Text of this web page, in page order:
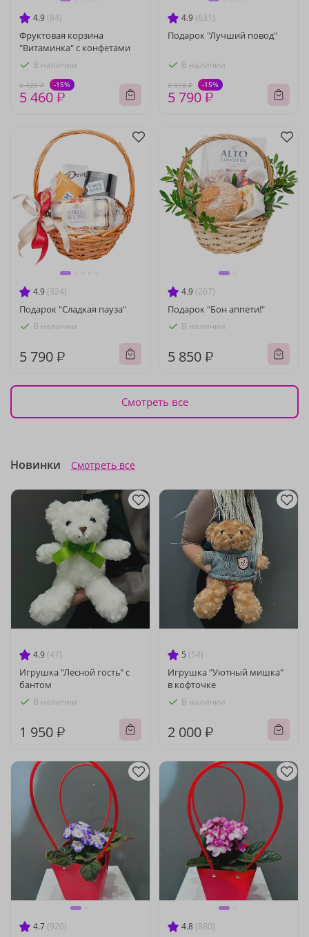
4.9 (84)
Фруктовая корзина
"Витаминка" с конфетами
В наличии
6 420 ₽ -15%
5 460 ₽
4.9 (631)
Подарок "Лучший повод"
В наличии
6 810 ₽ -15%
5 790 ₽
4.9 (324)
Подарок "Сладкая пауза"
В наличии
5 790 ₽
4.9 (267)
Подарок "Бон аппети!"
В наличии
5 850 ₽
Смотреть все
Новинки Смотреть все
4.9 (47)
Игрушка "Лесной гость" с
бантом
В наличии
1 950 ₽
5 (54)
Игрушка "Уютный мишка"
в кофточке
В наличии
2 000 ₽
4.7 (920) 4.8 (880)